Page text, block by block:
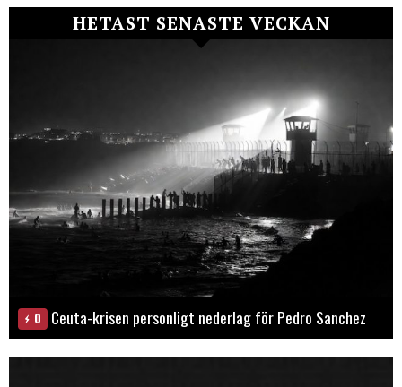
HETAST SENASTE VECKAN
0 Ceuta-krisen personligt nederlag för Pedro Sanchez